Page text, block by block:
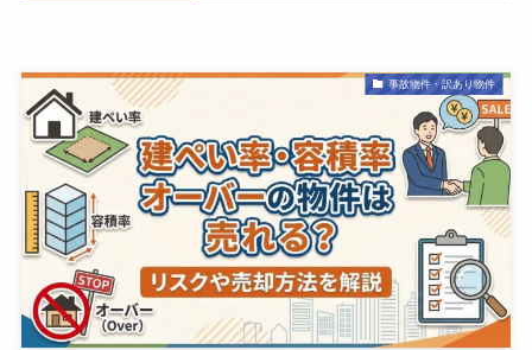
事故物件・訳あり物件